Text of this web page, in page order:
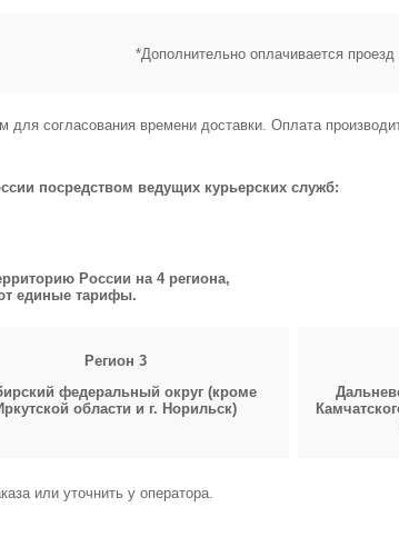
*Дополнительно оплачивается
согласования времени доставки. Оплата
посредством ведущих курьерских служб:
России на 4 региона,
единые тарифы.
Регион 3
федеральный округ (кроме
области и г. Норильск)
или уточнить у оператора.